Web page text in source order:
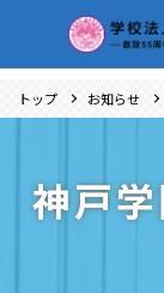
トップ お知らせ
神戸